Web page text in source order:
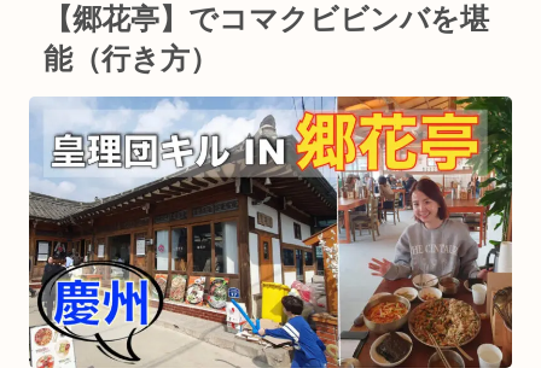
【郷花亭】でコマクビビンバを堪
能（行き方）